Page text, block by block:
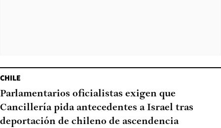
CHILE
Parlamentarios oficialistas exigen que
Cancillería pida antecedentes a Israel tras
deportación de chileno de ascendencia